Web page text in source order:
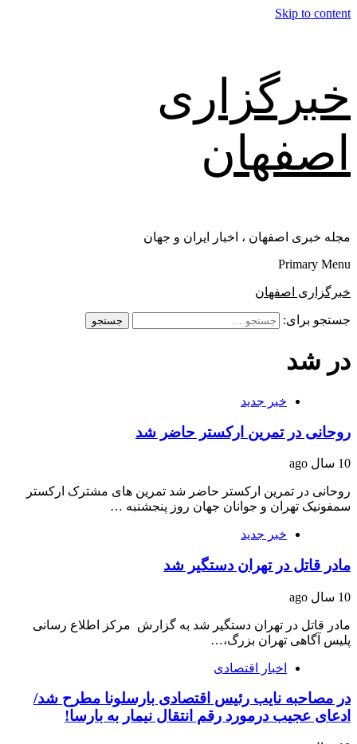
Skip to content
خبرگزاری
اصفهان
مجله خبری اصفهان ، اخبار ایران و جهان
Primary Menu
خبرگزاری اصفهان
جستجو برای:
در شد
خبر جدید
روحانی در تمرین ارکستر حاضر شد
10 سال ago
روحانی در تمرین ارکستر حاضر شد تمرین های مشترک ارکستر
سمفونیک تهران و جوانان جهان روز پنجشنبه …
خبر جدید
مادر قاتل در تهران دستگیر شد
10 سال ago
مادر قاتل در تهران دستگیر شد به گزارش مرکز اطلاع رسانی
پلیس آگاهی تهران بزرگ،…
اخبار اقتصادی
در مصاحبه نایب رئیس اقتصادی بارسلونا مطرح شد/
ادعای عجیب درمورد رقم‌ انتقال نیمار به‌ بارسا!